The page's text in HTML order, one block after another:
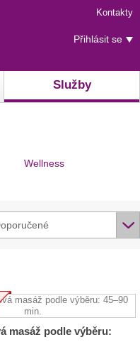
Menu
rychlého
přístupu
Kontakty
Uživatelské
menu
Přihlásit se
Služby
Wellness
masáž podle výběru: